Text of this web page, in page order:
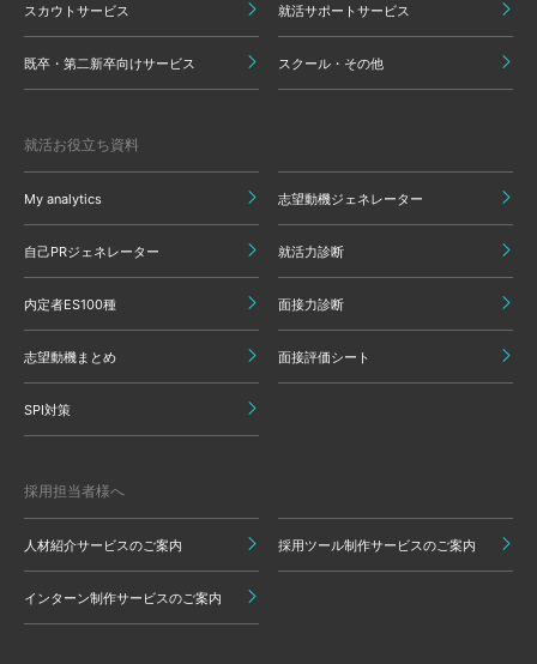
スカウトサービス 就活サポートサービス
既卒・第二新卒向けサービス スクール・その他
就活お役立ち資料
My analytics 志望動機ジェネレーター
自己PRジェネレーター 就活力診断
内定者ES100種 面接力診断
志望動機まとめ 面接評価シート
SPI対策
採用担当者様へ
人材紹介サービスのご案内 採用ツール制作サービスのご案内
インターン制作サービスのご案内